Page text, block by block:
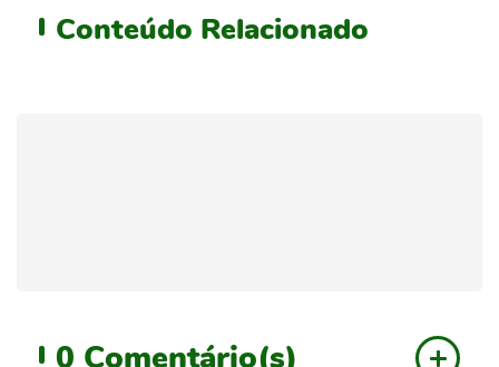
Conteúdo Relacionado
0 Comentário(s)